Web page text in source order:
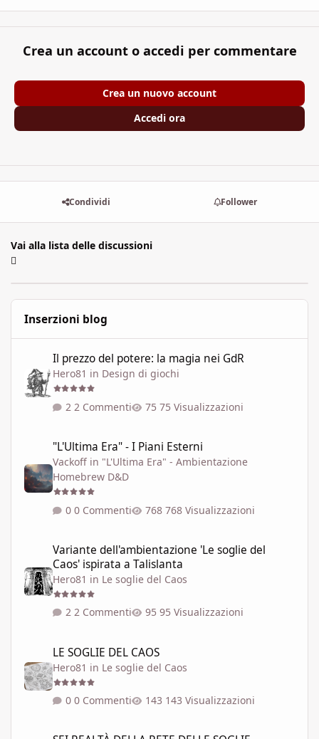
Crea un account o accedi per commentare
Crea un nuovo account
Accedi ora
Condividi Follower
Vai alla lista delle discussioni
Inserzioni blog
Il prezzo del potere: la magia nei GdR
Hero81 in Design di giochi
2 Commenti 75 Visualizzazioni
"L'Ultima Era" - I Piani Esterni
Vackoff in "L'Ultima Era" - Ambientazione
Homebrew D&D
0 Commenti 768 Visualizzazioni
Variante dell'ambientazione 'Le soglie del
Caos' ispirata a Talislanta
Hero81 in Le soglie del Caos
2 Commenti 95 Visualizzazioni
LE SOGLIE DEL CAOS
Hero81 in Le soglie del Caos
0 Commenti 143 Visualizzazioni